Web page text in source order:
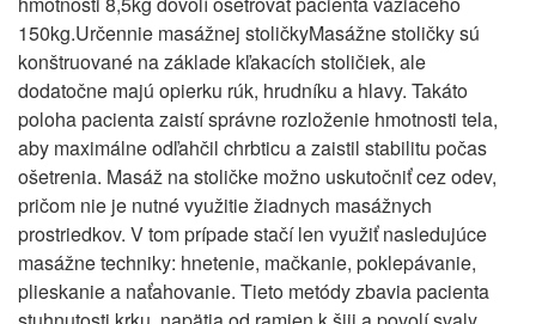
150kg.Určennie masážnej stoličkyMasážne stoličky sú
konštruované na základe kľakacích stoličiek, ale
dodatočne majú opierku rúk, hrudníku a hlavy. Takáto
poloha pacienta zaistí správne rozloženie hmotnosti tela,
aby maximálne odľahčil chrbticu a zaistil stabilitu počas
ošetrenia. Masáž na stoličke možno uskutočniť cez odev,
pričom nie je nutné využitie žiadnych masážnych
prostriedkov. V tom prípade stačí len využiť nasledujúce
masážne techniky: hnetenie, mačkanie, poklepávanie,
plieskanie a naťahovanie. Tieto metódy zbavia pacienta